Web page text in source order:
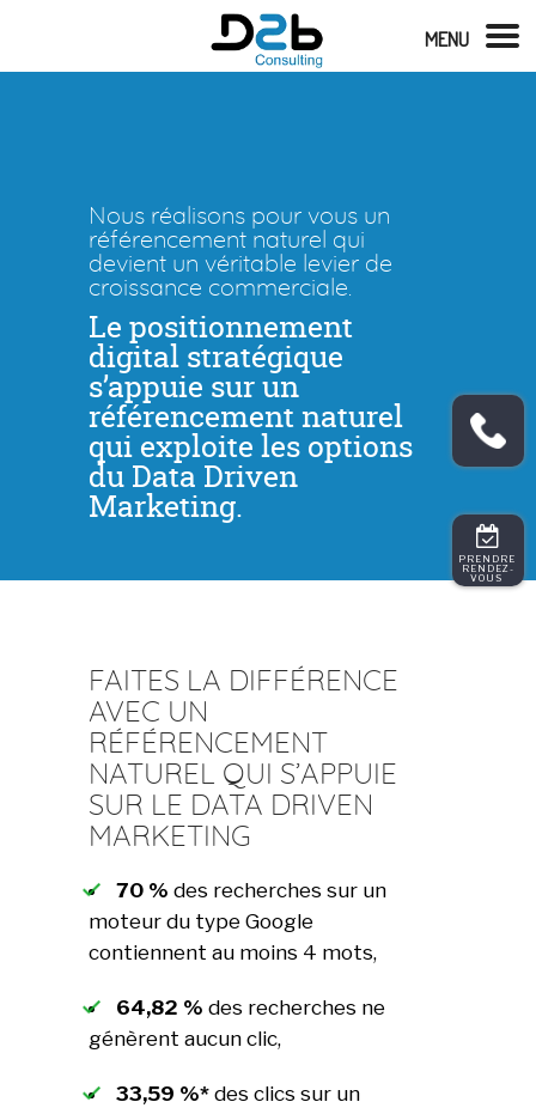
Nous réalisons pour vous un
référencement naturel qui
devient un véritable levier de
croissance commerciale.
Le positionnement
digital stratégique
s’appuie sur un
référencement naturel
qui exploite les options
du Data Driven
Marketing.
FAITES LA DIFFÉRENCE
AVEC UN
RÉFÉRENCEMENT
NATUREL QUI S’APPUIE
SUR LE DATA DRIVEN
MARKETING
70 % des recherches sur un
moteur du type Google
contiennent au moins 4 mots,
64,82 % des recherches ne
génèrent aucun clic,
33,59 %* des clics sur un
PRENDRE
RENDEZ-
VOUS
MENU